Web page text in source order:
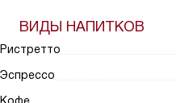
ВИДЫ НАПИТКОВ
Ристретто
Эспрессо